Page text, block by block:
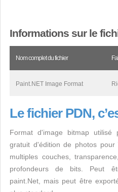
Informations sur le
Nom complet du fichier
Paint.NET Image Format
Le fichier PDN,
Format d'image bitmap utilisé
gratuit d'édition de photos
multiples couches,
profondeurs de bits. Peut
paint.Net, mais peut être